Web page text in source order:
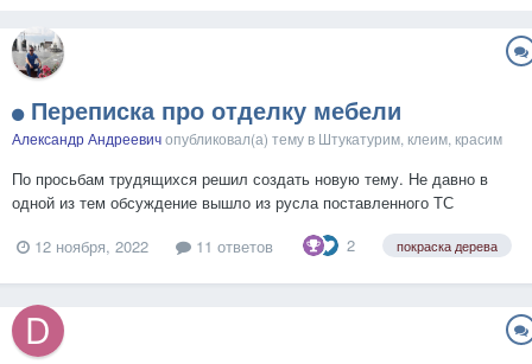
Переписка про отделку мебели
Александр Андреевичопубликовал(а) тему в Штукатурим, клеим, красим
По просьбам трудящихся решил создать новую тему. Не давно в
одной из тем обсуждение вышло из русла поставленного ТС
вопроса. Тогда, дабы не засорять форум, я перешёл в формат ЛС с
12 ноября, 2022 11 ответов 2 покраска дерева